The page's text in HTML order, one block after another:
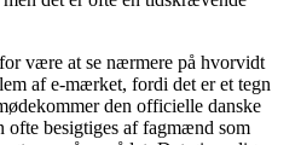
være at se nærmere på hvorvidt
af e-mærket, fordi det er et tegn
den officielle danske
ofte besigtiges af fagmænd som